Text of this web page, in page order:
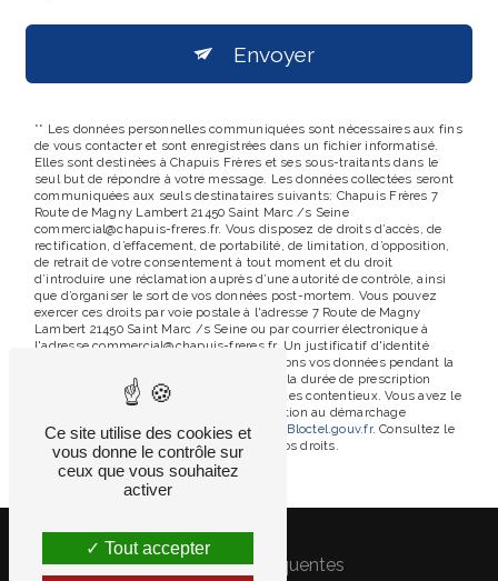
Envoyer
** Les données personnelles communiquées sont nécessaires aux fins
de vous contacter et sont enregistrées dans un fichier informatisé.
Elles sont destinées à Chapuis Frères et ses sous-traitants dans le
seul but de répondre à votre message. Les données collectées seront
communiquées aux seuls destinataires suivants: Chapuis Frères 7
Route de Magny Lambert 21450 Saint Marc /s Seine
commercial@chapuis-freres.fr. Vous disposez de droits d’accès, de
rectification, d’effacement, de portabilité, de limitation, d’opposition,
de retrait de votre consentement à tout moment et du droit
d’introduire une réclamation auprès d’une autorité de contrôle, ainsi
que d’organiser le sort de vos données post-mortem. Vous pouvez
exercer ces droits par voie postale à l'adresse 7 Route de Magny
Lambert 21450 Saint Marc /s Seine ou par courrier électronique à
l'adresse commercial@chapuis-freres.fr. Un justificatif d'identité
pourra vous être demandé. Nous conservons vos données pendant la
période de prise de contact puis pendant la durée de prescription
légale aux fins probatoires et de gestion des contentieux. Vous avez le
droit de vous inscrire sur la liste d'opposition au démarchage
téléphonique, disponible à cette adresse:
Bloctel.gouv.fr. Consultez le
site cnil.fr pour plus d’informations sur vos droits.
Recherches fréquentes
Ce site utilise des cookies et
vous donne le contrôle sur
ceux que vous souhaitez
activer
Tout accepter